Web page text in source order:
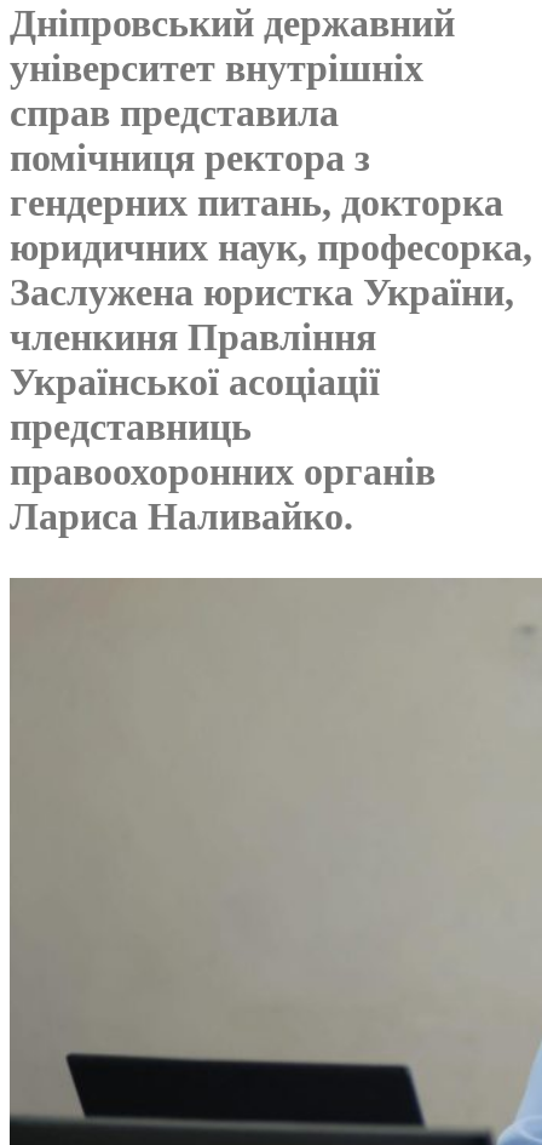
Дніпровський державний
університет внутрішніх
справ представила
помічниця ректора з
гендерних питань, докторка
юридичних наук, професорка,
Заслужена юристка України,
членкиня Правління
Української асоціації
представниць
правоохоронних органів
Лариса Наливайко.